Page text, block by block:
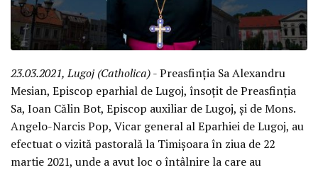
23.03.2021, Lugoj (Catholica)- Preasfinția Sa Alexandru
Mesian, Episcop eparhial de Lugoj, însoțit de Preasfinția
Sa, Ioan Călin Bot, Episcop auxiliar de Lugoj, și de Mons.
Angelo-Narcis Pop, Vicar general al Eparhiei de Lugoj, au
efectuat o vizită pastorală la Timișoara în ziua de 22
martie 2021, unde a avut loc o întâlnire la care au